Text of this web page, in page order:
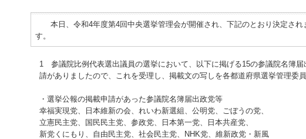
本日、令和4年度第4回中央選挙管理会が開催され、下記のとおり決定され
す。
1 参議院比例代表選出議員の選挙において、以下に掲げる15の参議院名簿届
請がありましたので、これを受理し、掲載文の写しを各都道府県選挙管理委
・選挙公報の掲載申請があった参議院名簿届出政党等
幸福実現党、日本維新の会、れいわ新選組、公明党、ごぼうの党、
立憲民主党、国民民主党、参政党、日本第一党、日本共産党、
新党くにもり、自由民主党、社会民主党、NHK党、維新政党・新風